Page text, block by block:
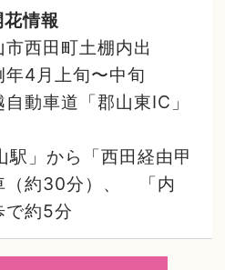
情報
西田町土棚内出
年4月上旬〜中旬
動車道「郡山東IC」
駅」から「西田経由甲
（約30分）、 「内
で約5分